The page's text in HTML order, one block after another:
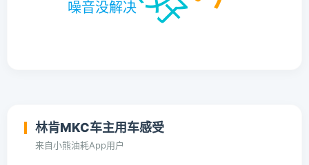
林肯MKC车主用车感受
来自小熊油耗App用户